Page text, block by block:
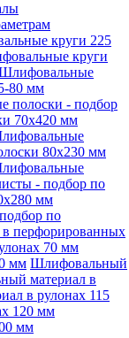
круги 225
круги
80 мм
полоски - подбор
70x420 мм
80x230 мм
- подбор по
мм
по
перфорированных
70 мм
мм Шлифовальный
материал в
в рулонах 115
120 мм
мм